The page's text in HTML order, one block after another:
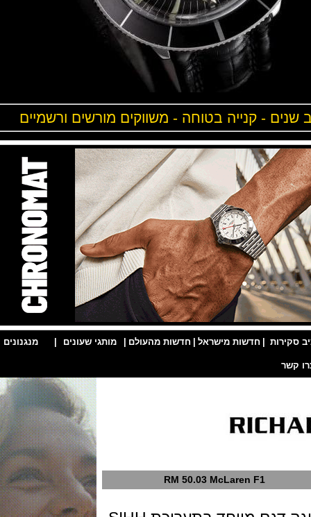
- קנייה בטוחה - משווקים מורשים ורשמיים
| חדשות מישראל | חדשות מהעולם | מותגי שעונים | מנגנונים |
RM 50.03 McLaren F1